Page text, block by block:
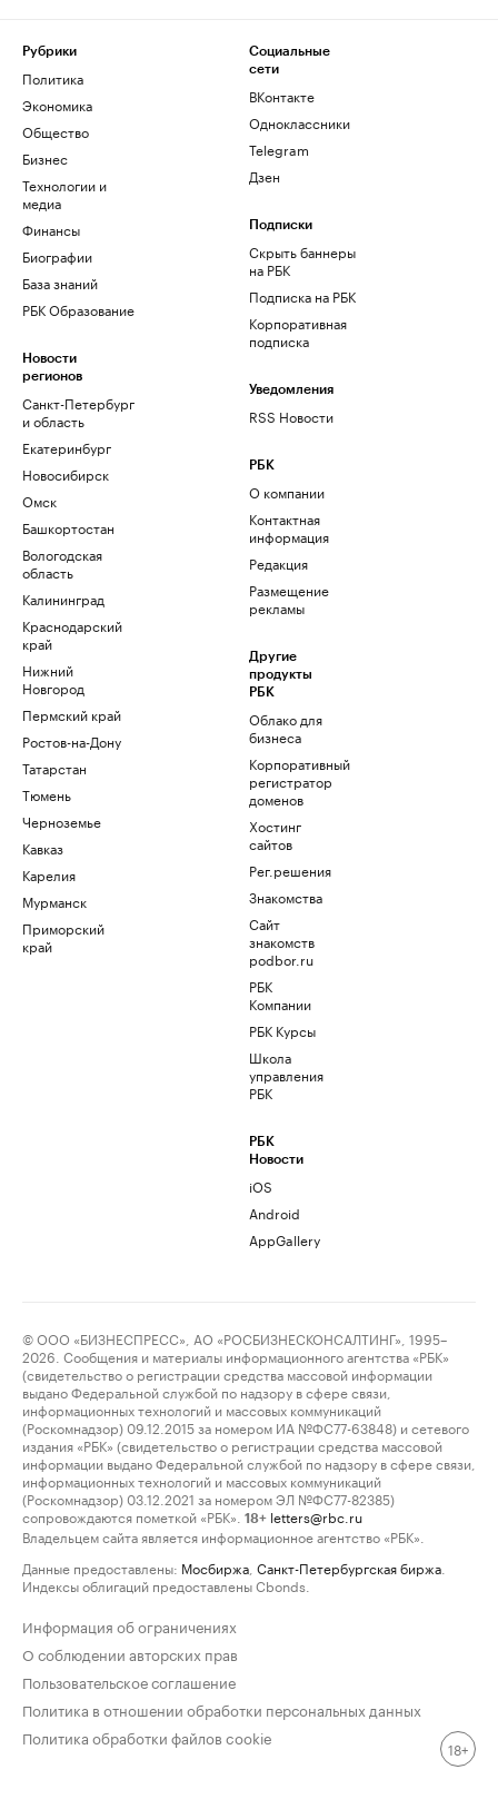
Рубрики
Политика
Экономика
Общество
Бизнес
Технологии и
медиа
Финансы
Биографии
База знаний
РБК Образование
Новости
регионов
Санкт-Петербург
и область
Екатеринбург
Новосибирск
Омск
Башкортостан
Вологодская
область
Калининград
Краснодарский
край
Нижний
Новгород
Пермский край
Ростов-на-Дону
Татарстан
Тюмень
Черноземье
Кавказ
Карелия
Мурманск
Приморский
край
Социальные
сети
ВКонтакте
Одноклассники
Telegram
Дзен
Подписки
Скрыть баннеры
на РБК
Подписка на РБК
Корпоративная
подписка
Уведомления
RSS Новости
РБК
О компании
Контактная
информация
Редакция
Размещение
рекламы
Другие
продукты
РБК
Облако для
бизнеса
Корпоративный
регистратор
доменов
Хостинг
сайтов
Рег.решения
Знакомства
Сайт
знакомств
podbor.ru
РБК
Компании
РБК Курсы
Школа
управления
РБК
РБК
Новости
iOS
Android
AppGallery
© ООО «БИЗНЕСПРЕСС», АО «РОСБИЗНЕСКОНСАЛТИНГ», 1995–
2026. Сообщения и материалы информационного агентства «РБК»
(свидетельство о регистрации средства массовой информации
выдано Федеральной службой по надзору в сфере связи,
информационных технологий и массовых коммуникаций
(Роскомнадзор) 09.12.2015 за номером ИА №ФС77-63848) и сетевого
издания «РБК» (свидетельство о регистрации средства массовой
информации выдано Федеральной службой по надзору в сфере связи,
информационных технологий и массовых коммуникаций
(Роскомнадзор) 03.12.2021 за номером ЭЛ №ФС77-82385)
сопровождаются пометкой «РБК».
18+ letters@rbc.ru
Владельцем сайта является информационное агентство «РБК».
Данные предоставлены: Мосбиржа Санкт-Петербургская биржа
Индексы облигаций предоставлены Cbonds.
Информация об ограничениях
О соблюдении авторских прав
Пользовательское соглашение
Политика в отношении обработки персональных данных
Политика обработки файлов cookie
18+